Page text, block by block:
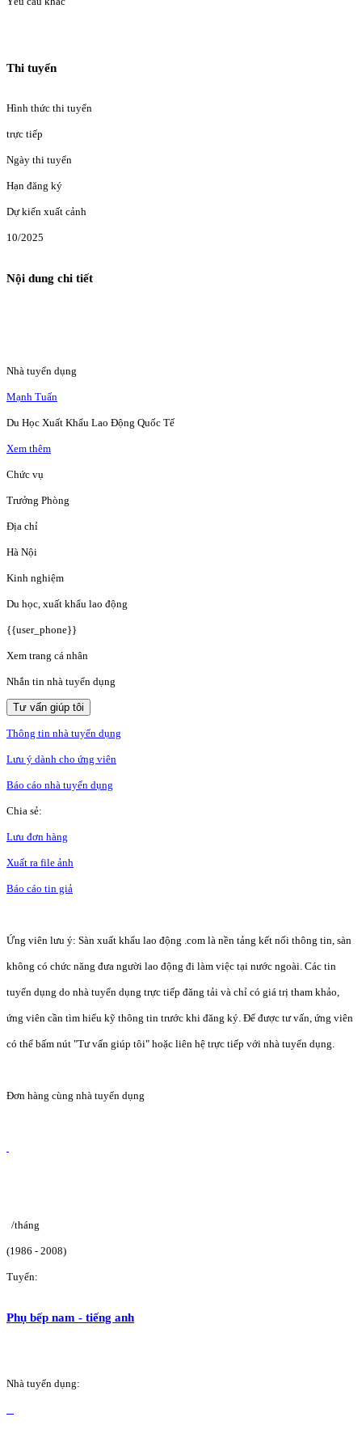
Thi tuyển
Hình thức thi tuyển
trực tiếp
Ngày thi tuyển
Hạn đăng ký
Dự kiến xuất cảnh
10/2025
Nội dung chi tiết
Nhà tuyển dụng
Mạnh Tuấn
Du Học Xuất Khẩu Lao Động Quốc Tế
Xem thêm
Chức vụ
Trưởng Phòng
Địa chỉ
Hà Nội
Kinh nghiệm
Du học, xuất khẩu lao động
{{user_phone}}
Xem trang cá nhân
Nhắn tin nhà tuyển dụng
Tư vấn giúp tôi
Thông tin nhà tuyển dụng
Lưu ý dành cho ứng viên
Báo cáo nhà tuyển dụng
Chia sẻ:
Lưu đơn hàng
Xuất ra file ảnh
Báo cáo tin giả
Ứng viên lưu ý: Sàn xuất khẩu lao động .com là nền tảng kết nối thông tin, sàn
không có chức năng đưa người lao động đi làm việc tại nước ngoài. Các tin
tuyển dụng do nhà tuyển dụng trực tiếp đăng tải và chỉ có giá trị tham khảo,
ứng viên cần tìm hiểu kỹ thông tin trước khi đăng ký. Để được tư vấn, ứng viên
có thể bấm nút "Tư vấn giúp tôi" hoặc liên hệ trực tiếp với nhà tuyển dụng.
Đơn hàng cùng nhà tuyển dụng
/tháng
(1986 - 2008)
Tuyển:
Phụ bếp nam - tiếng anh
Nhà tuyển dụng: